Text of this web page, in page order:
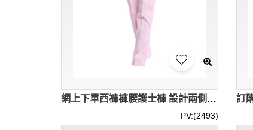
網上下單西褲褲腰護士褲 設計兩側袋口護士褲 護士褲製衣廠 SKU064
PV:(2493)